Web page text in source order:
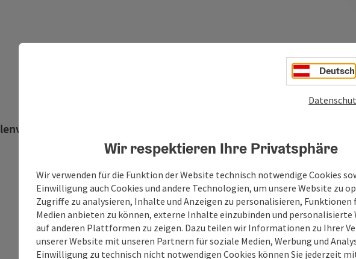
Vorname Nachname
Unverbindliche Anfrage*
Deutsch
Wir respektieren Ihre Privatsphäre
Wir verwenden für die Funktion der Website technisch notwendige Cookies
Einwilligung auch Cookies und andere Technologien, um unsere Website zu
Zugriffe zu analysieren, Inhalte und Anzeigen zu personalisieren, Funktionen
Medien anbieten zu können, externe Inhalte einzubinden und personalisierte
auf anderen Plattformen zu zeigen. Dazu teilen wir Informationen zu Ihrer
unserer Website mit unseren Partnern für soziale Medien, Werbung und
Einwilligung zu technisch nicht notwendigen Cookies können Sie jederzeit